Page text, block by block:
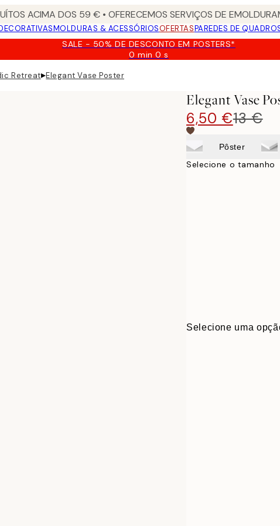
ACIMA DOS 59 € • OFERECEMOS SERVIÇOS DE
MOLDURAS & ACESSÓRIOSOFERTASPAREDES DE
SALE - 50% DE DESCONTO EM POSTERS*
0 min0 s
Válido
Retreat▸Elegant Vase Poster
Elegant Vase
6,50 €13 €
Pôster
Selecione o tamanho
Selecione uma